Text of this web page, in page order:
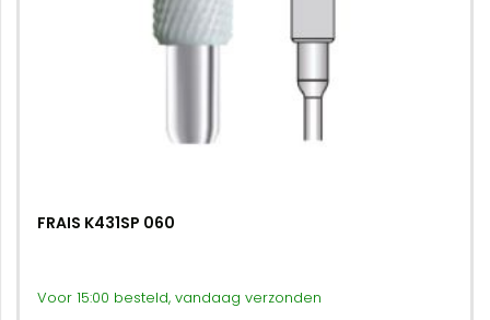
FRAIS K431SP 060
Voor 15:00 besteld, vandaag verzonden